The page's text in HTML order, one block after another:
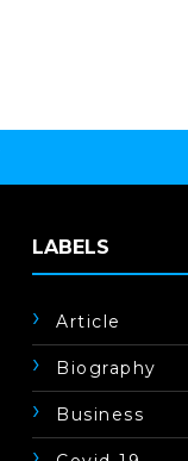
LABELS
Article
Biography
Business